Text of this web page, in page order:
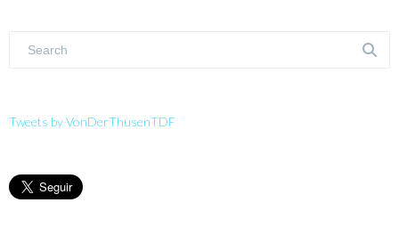
Tweets by VonDerThusenTDF